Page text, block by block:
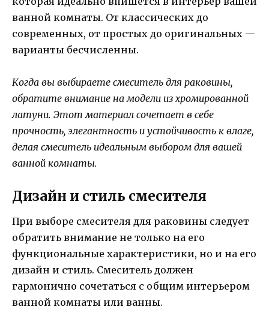
ванной комнаты. От классических до
современных, от простых до оригинальных —
варианты бесчисленны.
Когда вы выбираете смеситель для раковины,
обратите внимание на модели из хромированной
латуни. Этот материал сочетает в себе
прочность, элегантность и устойчивость к влаге,
делая смеситель идеальным выбором для вашей
ванной комнаты.
Дизайн и стиль смесителя
При выборе смесителя для раковины следует
обратить внимание не только на его
функциональные характеристики, но и на его
дизайн и стиль. Смеситель должен
гармонично сочетаться с общим интерьером
ванной комнаты или ванны.